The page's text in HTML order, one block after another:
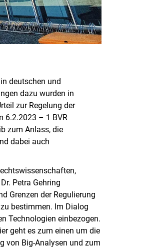
deutschen und
dazu wurden in
zur Regelung der
6.2.2023 – 1 BVR
zum Anlass, die
dabei auch
Petra Gehring
Grenzen der Regulierung
bestimmen. Im Dialog
Technologien einbezogen.
geht es zum einen um die
von Big-Analysen und zum